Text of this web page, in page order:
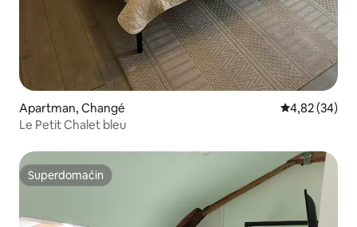
Apartman, Changé Prosečna
4,82 (34)
Le Petit Chalet bleu
Superdomaćin
Superdomaćin